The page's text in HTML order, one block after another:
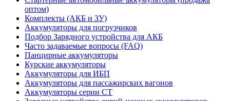
оптом)
Комплекты (АКБ и ЗУ)
Аккумуляторы для погрузчиков
Подбор Зарядного устройства для АКБ
Часто задаваемые вопросы (FAQ)
Панцирные аккумуляторы
Курские аккумуляторы
Аккумуляторы для ИБП
Аккумуляторы для пассажирских вагонов
Аккумуляторы серии СТ